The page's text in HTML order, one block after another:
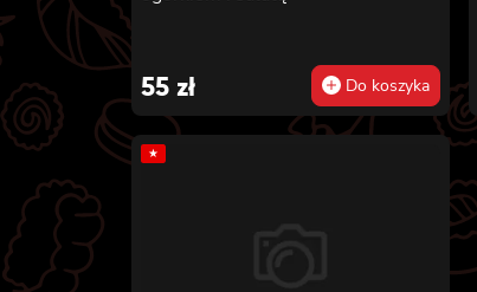
55 zł Do koszyka
★